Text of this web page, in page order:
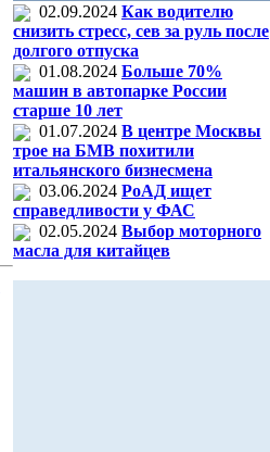
02.09.2024 Как водителю
снизить стресс, сев за руль после
долгого отпуска
01.08.2024 Больше 70%
машин в автопарке России
старше 10 лет
01.07.2024 В центре Москвы
трое на БМВ похитили
итальянского бизнесмена
03.06.2024 РоАД ищет
справедливости у ФАС
02.05.2024 Выбор моторного
масла для китайцев